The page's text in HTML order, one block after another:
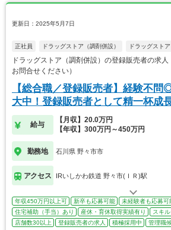
更新日：2025年5月7日
正社員 ドラッグストア（調剤併設） ドラッグスト
ドラッグストア（調剤併設）の登録販売者の求
お問合せください）
【総合職／登録販売者】経験不
大中！登録販売者として精一杯成
給与
【月収】20.0万円
【年収】300万円～450万円
勤務地 石川県 野々市市
アクセス IRいしかわ鉄道 野々市(ＩＲ)駅
年収450万円以上可 新卒も応募可能 未経験者も応募可
住宅補助（手当）あり
産休・育休取得実績有り スキ
店舗数30以上
登録販売者の求人 積極採用中 管理職